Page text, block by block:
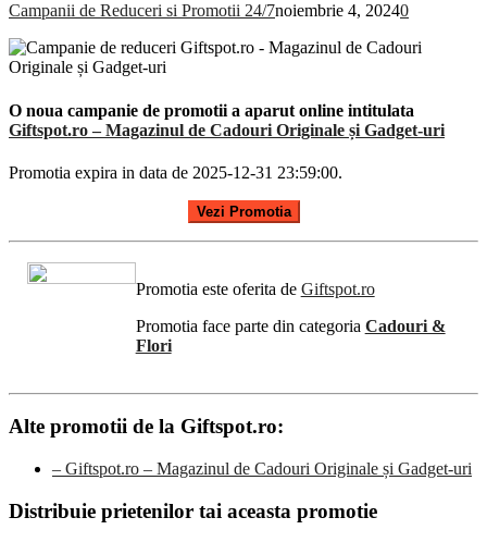
Campanii de Reduceri si Promotii 24/7noiembrie 4, 20240
O noua campanie de promotii a aparut online intitulata
Giftspot.ro – Magazinul de Cadouri Originale și Gadget-uri
Promotia expira in data de 2025-12-31 23:59:00.
Vezi Promotia
Promotia este oferita de Giftspot.ro
Promotia face parte din categoria Cadouri &
Flori
Alte promotii de la Giftspot.ro:
– Giftspot.ro – Magazinul de Cadouri Originale și Gadget-uri
Distribuie prietenilor tai aceasta promotie